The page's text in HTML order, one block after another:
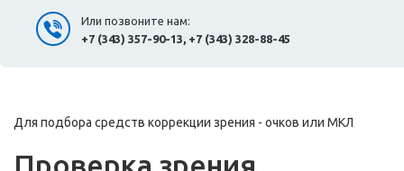
Или позвоните нам:
+7 (343) 357-90-13, +7 (343) 328-88-45
Для подбора средств коррекции зрения - очков или МКЛ